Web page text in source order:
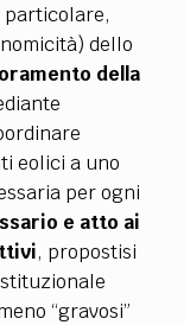
particolare,
dello
della
eolici a uno
per ogni
e atto ai
, propostisi
“gravosi”